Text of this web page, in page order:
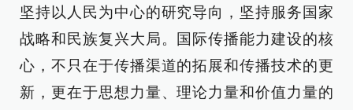
坚持以人民为中心的研究导向，坚持服务国家
战略和民族复兴大局。国际传播能力建设的核
心，不只在于传播渠道的拓展和传播技术的更
新，更在于思想力量、理论力量和价值力量的